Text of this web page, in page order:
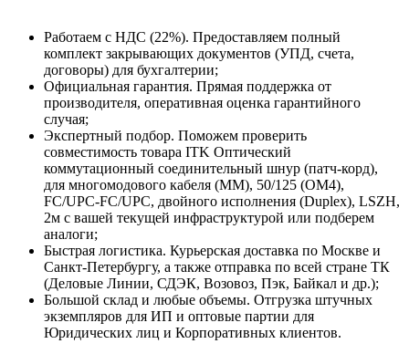
Работаем с НДС (22%). Предоставляем полный
комплект закрывающих документов (УПД, счета,
договоры) для бухгалтерии;
Официальная гарантия. Прямая поддержка от
производителя, оперативная оценка гарантийного
случая;
Экспертный подбор. Поможем проверить
совместимость товара ITK Оптический
коммутационный соединительный шнур (патч-корд),
для многомодового кабеля (MM), 50/125 (OM4),
FC/UPC-FC/UPC, двойного исполнения (Duplex), LSZH,
2м с вашей текущей инфраструктурой или подберем
аналоги;
Быстрая логистика. Курьерская доставка по Москве и
Санкт-Петербургу, а также отправка по всей стране ТК
(Деловые Линии, СДЭК, Возовоз, Пэк, Байкал и др.);
Большой склад и любые объемы. Отгрузка штучных
экземпляров для ИП и оптовые партии для
Юридических лиц и Корпоративных клиентов.